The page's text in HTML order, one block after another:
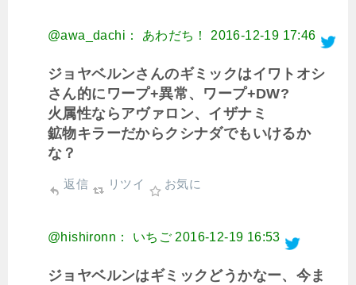
@awa_dachi： あわだち！ 2016-12-19 17:46
ジョヤベルンさんのギミックはイワトオシ
さん的にワープ+異常、ワープ+DW?
火属性ならアヴァロン、イザナミ
鉱物キラーだからクシナダでもいけるか
な？
返信 リツイ お気に
@hishironn： いちご 2016-12-19 16:53
ジョヤベルンはギミックどうかなー、今ま